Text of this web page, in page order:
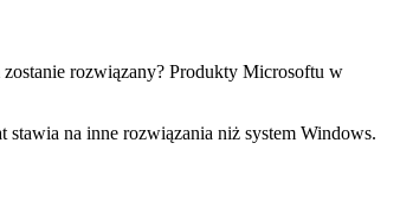
rozwiązany? Produkty Microsoftu w
na inne rozwiązania niż system Windows.